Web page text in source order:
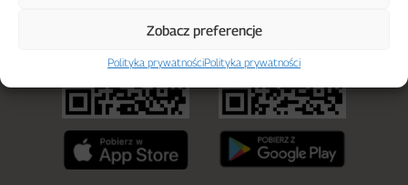
Zobacz preferencje
Polityka prywatnościPolityka prywatności